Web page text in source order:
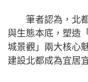
筆者認為，北都
與生態本底，塑造
城景觀」兩大核心
建設北都成為宜居